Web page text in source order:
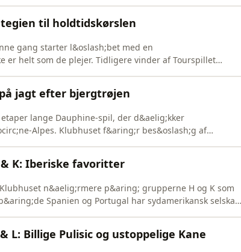
til holdtidskørslen
gang starter l&oslash;bet med en
er helt som de plejer. Tidligere vinder af Tourspillet
jagt efter bjergtrøjen
lange Dauphine-spil, der d&aelig;kker
Alpes. Klubhuset f&aring;r bes&oslash;g af
& K: Iberiske favoritter
n&aelig;rmere p&aring; grupperne H og K som
Spanien og Portugal har sydamerikansk selskab
L: Billige Pulisic og ustoppelige Kane